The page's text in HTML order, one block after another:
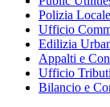
Polizia Locale
Ufficio
Edilizia
Appalti e
Ufficio Tributi
Bilancio e